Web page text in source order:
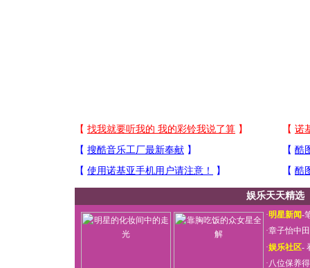
娱乐天天精选
·明星新闻-
·章子怡中
·娱乐社区-
·八位保养